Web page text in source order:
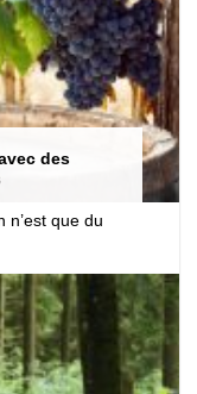
des
n’est que du